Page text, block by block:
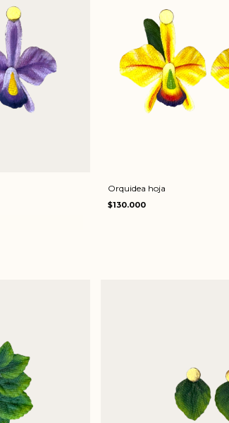
Orquidea hoja
$130.000